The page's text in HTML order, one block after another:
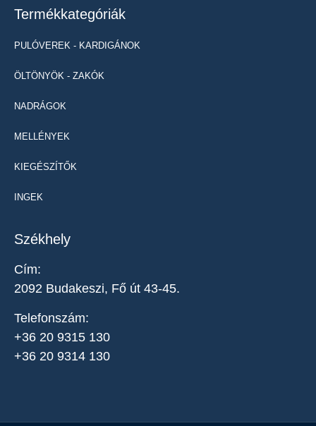
Termékkategóriák
PULÓVEREK - KARDIGÁNOK
ÖLTÖNYÖK - ZAKÓK
NADRÁGOK
MELLÉNYEK
KIEGÉSZÍTŐK
INGEK
Székhely
Cím:
2092 Budakeszi, Fő út 43-45.
Telefonszám:
+36 20 9315 130
+36 20 9314 130